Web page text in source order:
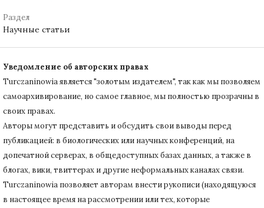
Раздел
Научные статьи
Уведомление об авторских правах
Turczaninowiа является "золотым издателем", так как мы позволяем
самоархивирование, но самое главное, мы полностью прозрачны в
своих правах.
Авторы могут представить и обсудить свои выводы перед
публикацией: в биологических или научных конференций, на
допечатной серверах, в общедоступных базах данных, а также в
блогах, вики, твиттерах и другие неформальных каналах связи.
Turczaninowiа позволяет авторам внести рукописи (находящуюся
в настоящее время на рассмотрении или тех, которые